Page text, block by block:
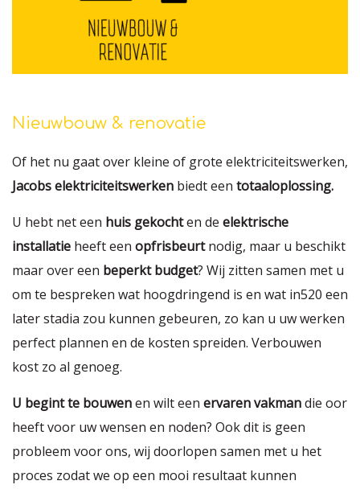
Nieuwbouw & renovatie
Of het nu gaat over kleine of grote elektriciteitswerken,
Jacobs elektriciteitswerken biedt een totaaloplossing.
U hebt net een huis gekochten de elektrische
installatie heeft een opfrisbeurtnodig, maar u beschikt
maar over een beperkt budget? Wij zitten samen met u
om te bespreken wat hoogdringend is en wat in520 een
later stadia zou kunnen gebeuren, zo kan u uw werken
perfect plannen en de kosten spreiden. Verbouwen
kost zo al genoeg.
U begint te bouwenen wilt een ervaren vakmandie oor
heeft voor uw wensen en noden? Ook dit is geen
probleem voor ons, wij doorlopen samen met u het
proces zodat we op een mooi resultaat kunnen